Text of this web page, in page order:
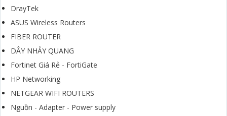
DrayTek
ASUS Wireless Routers
FIBER ROUTER
DÂY NHẢY QUANG
Fortinet Giá Rẻ - FortiGate
HP Networking
NETGEAR WIFI ROUTERS
Nguồn - Adapter - Power supply